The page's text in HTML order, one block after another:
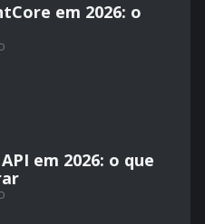
em 2026: o
em 2026: o que